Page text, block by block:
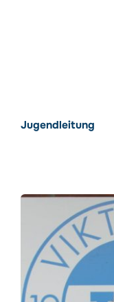
Jugendleitung